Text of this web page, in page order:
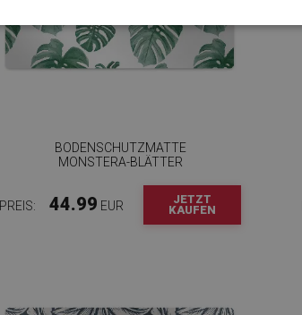
BODENSCHUTZMATTE
MONSTERA-BLÄTTER
PREIS: 44.99 EUR
JETZT
KAUFEN